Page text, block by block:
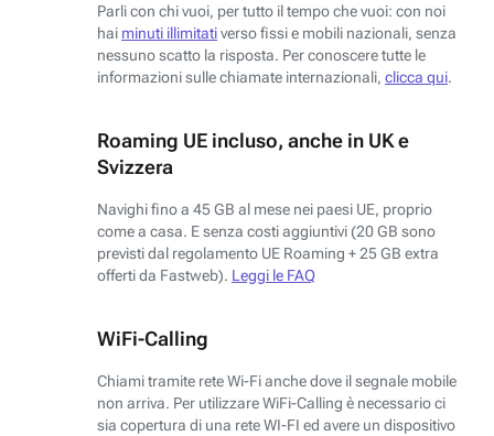
Parli con chi vuoi, per tutto il tempo che vuoi: con noi
hai minuti illimitativerso fissi e mobili nazionali, senza
nessuno scatto la risposta. Per conoscere tutte le
informazioni sulle chiamate internazionali, clicca qui.
Roaming UE incluso, anche in UK e
Svizzera
Navighi fino a 45 GB al mese nei paesi UE, proprio
come a casa. E senza costi aggiuntivi (20 GB sono
previsti dal regolamento UE Roaming + 25 GB extra
offerti da Fastweb). Leggi le FAQ
WiFi-Calling
Chiami tramite rete Wi-Fi anche dove il segnale mobile
non arriva. Per utilizzare WiFi-Calling è necessario ci
sia copertura di una rete WI-FI ed avere un dispositivo